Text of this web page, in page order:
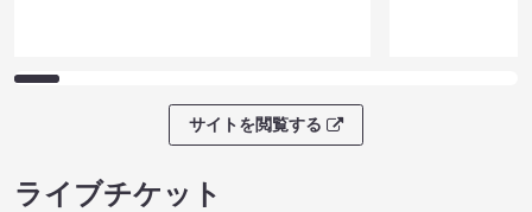
サイトを閲覧する
ライブチケット